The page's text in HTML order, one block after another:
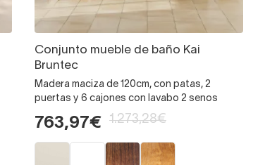
Conjunto mueble de baño Kai
Bruntec
Madera maciza de 120cm, con patas, 2
puertas y 6 cajones con lavabo 2 senos
763,97€ 1.273,28€